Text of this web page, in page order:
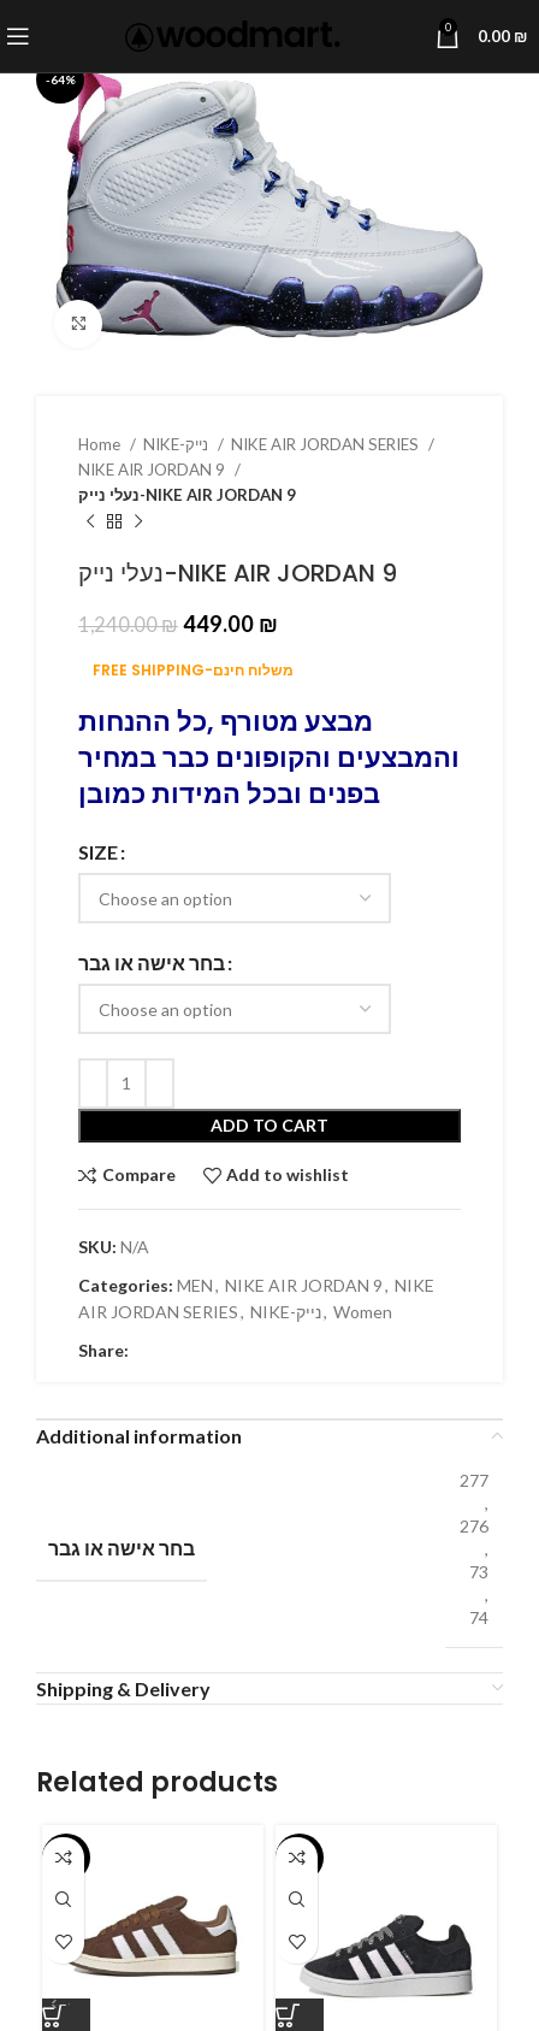
0 0.00 ₪
-64%
Click to enlarge
Home
NIKE AIR JORDAN SERIES
NIKE AIR JORDAN 9
נעלי נייק-NIKE AIR JORDAN 9
נעלי נייק-NIKE AIR JORDAN 9
1,240.00₪ 449.00 ₪
FREE SHIPPING-משלוח חינם
מבצע מטורף ,כל ההנחות
והמבצעים והקופונים כבר במחיר
בפנים ובכל המידות כמובן
SIZE
בחר אישה או גבר
ADD TO CART
Compare Add to wishlist
SKU: N/A
Categories: MEN, NIKE AIR JORDAN 9, NIKE
AIR JORDAN SERIES, NIKE-נייק, Women
Share:
Additional information
בחר אישה או גבר
277
,
276
,
73
,
74
Shipping & Delivery
Related products
-55% -55%